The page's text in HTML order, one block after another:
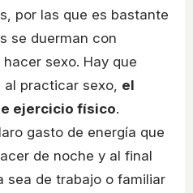
por las que es bastante
se duerman con
sexo. Hay que
practicar sexo, el
ejercicio físico.
gasto de energía que
de noche y al final
sea de trabajo o familiar